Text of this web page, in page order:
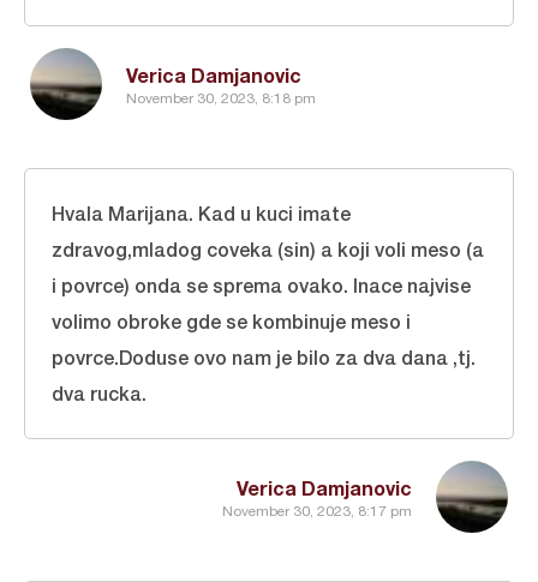
Verica Damjanovic
November 30, 2023, 8:18 pm
Verica Damjanovic
November 30, 2023, 8:17 pm
Hvala Marijana. Kad u kuci imate
zdravog,mladog coveka (sin) a koji voli meso (a
i povrce) onda se sprema ovako. Inace najvise
volimo obroke gde se kombinuje meso i
povrce.Doduse ovo nam je bilo za dva dana ,tj.
dva rucka.